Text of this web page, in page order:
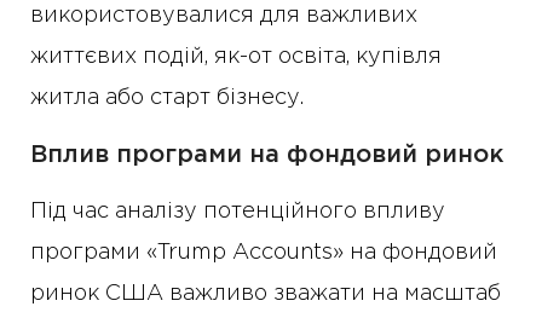
використовувалися для важливих
життєвих подій, як-от освіта, купівля
житла або старт бізнесу.
Вплив програми на фондовий ринок
Під час аналізу потенційного впливу
програми «Trump Accounts» на фондовий
ринок США важливо зважати на масштаб